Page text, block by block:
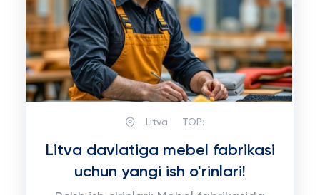
Litva TOP:
Litva davlatiga mebel fabrikasi
uchun yangi ish o'rinlari!